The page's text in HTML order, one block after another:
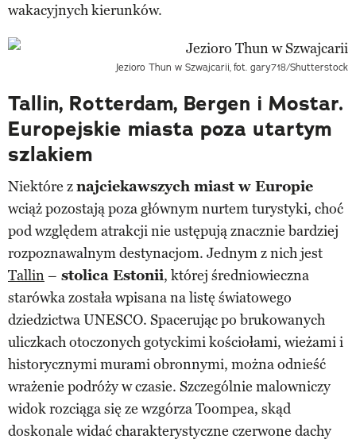
wakacyjnych kierunków.
Jezioro Thun w Szwajcarii, fot. gary718/Shutterstock
Tallin, Rotterdam, Bergen i Mostar.
Europejskie miasta poza utartym
szlakiem
Niektóre znajciekawszych miast w Europie
wciąż pozostają poza głównym nurtem turystyki, choć
pod względem atrakcji nie ustępują znacznie bardziej
rozpoznawalnym destynacjom. Jednym z nich jest
Tallin– stolica Estonii, której średniowieczna
starówka została wpisana na listę światowego
dziedzictwa UNESCO. Spacerując po brukowanych
uliczkach otoczonych gotyckimi kościołami, wieżami i
historycznymi murami obronnymi, można odnieść
wrażenie podróży w czasie. Szczególnie malowniczy
widok rozciąga się ze wzgórza Toompea, skąd
doskonale widać charakterystyczne czerwone dachy